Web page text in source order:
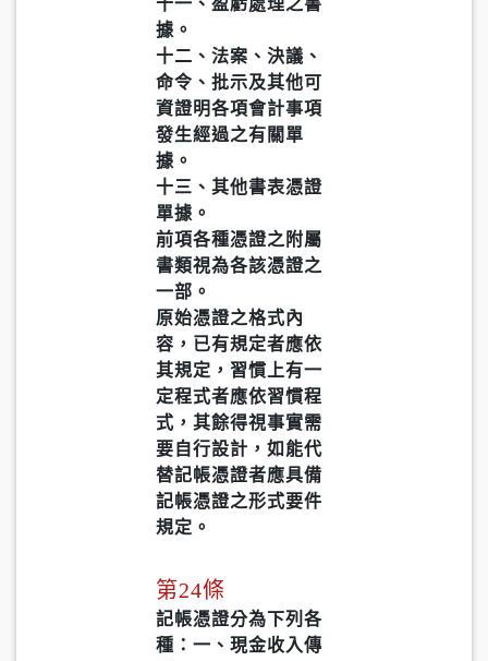
十一、盈虧處理之書
據。
十二、法案、決議、
命令、批示及其他可
資證明各項會計事項
發生經過之有關單
據。
十三、其他書表憑證
單據。
前項各種憑證之附屬
書類視為各該憑證之
一部。
原始憑證之格式內
容，已有規定者應依
其規定，習慣上有一
定程式者應依習慣程
式，其餘得視事實需
要自行設計，如能代
替記帳憑證者應具備
記帳憑證之形式要件
規定。
第24條
記帳憑證分為下列各
種：一、現金收入傳